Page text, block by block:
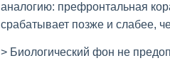
аналогию: префронтальная
срабатывает позже и слабее,
> Биологический фон не